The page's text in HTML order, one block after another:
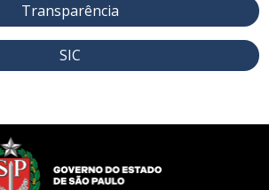
Transparência
SIC